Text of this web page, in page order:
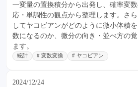
一変量の置換積分から出発し、確率変
応・単調性の観点から整理します。さ
してヤコビアンがどのように微小体積
数になるのか、微分の向き・並べ方の
ます。
統計 # 変数変換 # ヤコビアン
2024/12/24